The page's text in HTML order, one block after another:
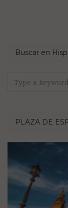
Buscar en
Search
PLAZA DE